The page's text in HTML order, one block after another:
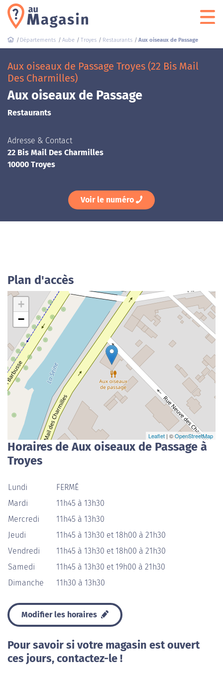
Départements Aube Troyes Restaurants Aux oiseaux de Passage
Aux oiseaux de Passage Troyes (22 Bis Mail
Des Charmilles)
Aux oiseaux de Passage
Restaurants
Adresse & Contact
22 Bis Mail Des Charmilles
10000 Troyes
Voir le numéro
Plan d'accès
+
−
Leaflet | ©OpenStreetMap
Horaires de Aux oiseaux de Passage à
Troyes
Lundi
FERMÉ
Mardi
11h45 à 13h30
Mercredi
11h45 à 13h30
Jeudi
11h45 à 13h30 et 18h00 à 21h30
Vendredi
11h45 à 13h30 et 18h00 à 21h30
Samedi
11h45 à 13h30 et 19h00 à 21h30
Dimanche
11h30 à 13h30
Modifier les horaires
Pour savoir si votre magasin est ouvert
ces jours, contactez-le !